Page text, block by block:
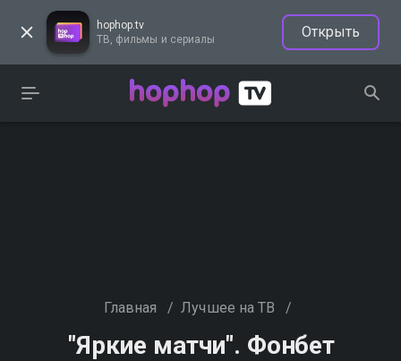
hophop.tv
ТВ, фильмы и сериалы
Открыть
Главная / Лучшее на ТВ /
"Яркие матчи". Фонбет